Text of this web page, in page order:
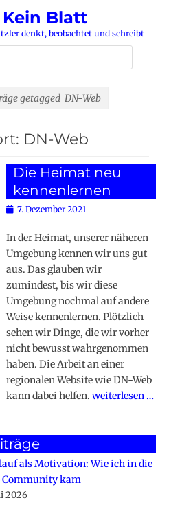
Kein Blatt
denkt, beobachtet und schreibt
getagged DN-Web
DN-Web
Die Heimat neu
kennenlernen
Posted
7. Dezember 2021
In der Heimat, unserer näheren
Umgebung kennen wir uns gut
aus. Das glauben wir
zumindest, bis wir diese
Umgebung nochmal auf andere
Weise kennenlernen. Plötzlich
sehen wir Dinge, die wir vorher
nicht bewusst wahrgenommen
haben. Die Arbeit an einer
regionalen Website wie DN-Web
kann dabei helfen.weiterlesen …
als Motivation: Wie ich in die
kam
2026